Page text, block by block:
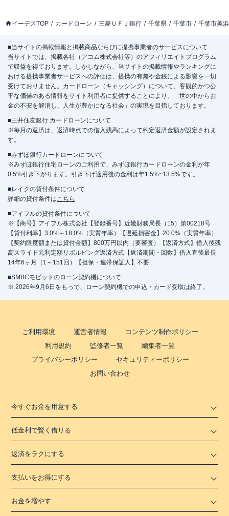
イーデスTOP カードローン 三菱ＵＦＪ銀行 千葉県 千葉市 千葉市美
■当サイトの掲載情報と掲載商品ならびに提携事業者のサービスについて
当サイトでは、掲載各社（アコム株式会社等）のアフィリエイトプログラム
で収益を得ております。しかしながら、当サイトの掲載情報やランキングに
おける提携事業者サービスへの評価は、提携の有無や金銭による影響を一切
受けておりません。カードローン（キャッシング）について、客観的かつ公
平な価値のある情報をサイト利用者に提供することにより、「世の中からお
金の不安を解消し、人生が豊かになる社会」の実現を目指しております。
■三井住友銀行 カードローンについて
※毎月の返済は、返済時点での借入残高によって約定返済金額が設定されま
す。
■みずほ銀行カードローンについて
※みずほ銀行住宅ローンのご利用で、みずほ銀行カードローンの金利が年
0.5%引き下がります。引き下げ適用後の金利は年1.5%~13.5%です。
■レイクの貸付条件について
詳細の貸付条件はこちら
■アイフルの貸付条件について
※【商号】アイフル株式会社【登録番号】近畿財務局長（15）第00218号
【貸付利率】3.0%～18.0%（実質年率）【遅延損害金】20.0%（実質年率）
【契約限度額または貸付金額】800万円以内（要審査）【返済方式】借入後残
高スライド元利定額リボルビング返済方式【返済期間・回数】借入直後最長
14年6ヶ月（1～151回）【担保・連帯保証人】不要
■SMBCモビットのローン契約機について
※ 2026年9月6日をもって、ローン契約機での申込・カード受取は終了。
ご利用環境 運営者情報
コンテンツ制作ポリシー
利用規約
監修者一覧
編集者一覧
プライバシーポリシー
セキュリティーポリシー
お問い合わせ
今すぐお金を用意する
低金利で賢く借りる
返済をラクにする
支払いをお得にする
お金を増やす